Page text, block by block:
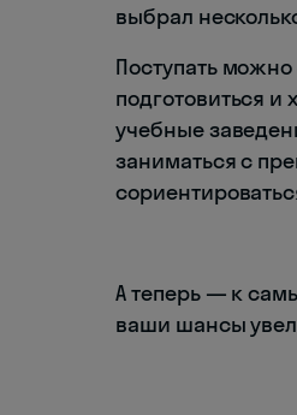
выбрал
Поступать
подготовиться и
учебные
заниматься с
А теперь — к
ваши шансы